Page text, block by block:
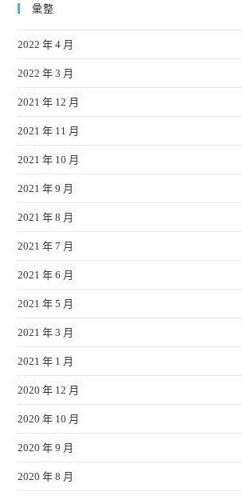
彙整
2022 年 4 月
2022 年 3 月
2021 年 12 月
2021 年 11 月
2021 年 10 月
2021 年 9 月
2021 年 8 月
2021 年 7 月
2021 年 6 月
2021 年 5 月
2021 年 3 月
2021 年 1 月
2020 年 12 月
2020 年 10 月
2020 年 9 月
2020 年 8 月